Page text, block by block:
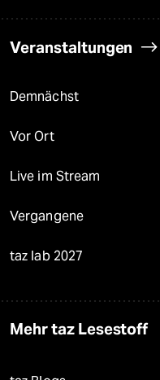
Veranstaltungen
Demnächst
Vor Ort
Live im Stream
Vergangene
taz lab 2027
Mehr taz Lesestoff